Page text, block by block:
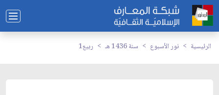
الرئيسية نور الأسبوع سنة 1436 هـ ربيع1